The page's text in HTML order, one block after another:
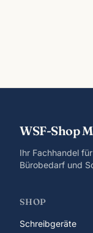
WSF-Shop
Ihr Fachhandel
Bürobedarf und
SHOP
Schreibgeräte